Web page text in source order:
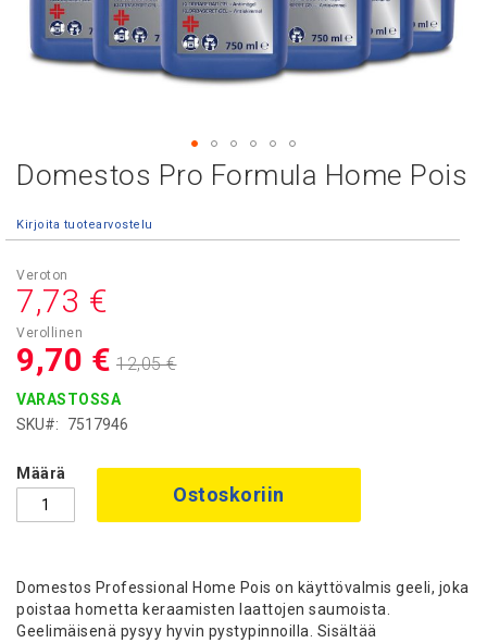
Domestos Pro Formula Home Pois
Kirjoita tuotearvostelu
Asiakashinta
9,70 €
7,73 €
12,05 €
VARASTOSSA
SKU
7517946
Määrä
Ostoskoriin
Domestos Professional Home Pois on käyttövalmis geeli, joka
poistaa hometta keraamisten laattojen saumoista.
Geelimäisenä pysyy hyvin pystypinnoilla. Sisältää
Skip
beginning
the
images
gallery